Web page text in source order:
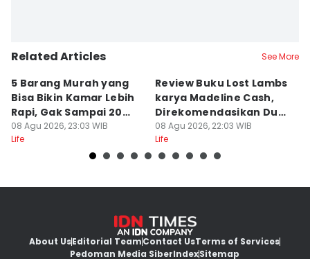
Related Articles See More
5 Barang Murah yang
Bisa Bikin Kamar Lebih
Rapi, Gak Sampai 20
Ribu!
08 Agu 2026, 23:03 WIB
Life
Review Buku Lost Lambs
karya Madeline Cash,
Direkomendasikan Dua
Lipa
08 Agu 2026, 22:03 WIB
Life
About UsEditorial TeamContact UsTerms of Services
Pedoman Media SiberIndexSitemap